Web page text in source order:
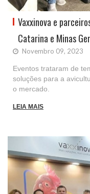
Vaxxinova e
Catarina e Minas
Novembro 09, 2023
Eventos trataram de
soluções para a
o mercado.
LEIA MAIS